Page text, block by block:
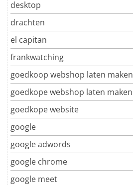
desktop
drachten
el capitan
frankwatching
goedkoop webshop laten maken
goedkope webshop laten maken
goedkope website
google
google adwords
google chrome
google meet